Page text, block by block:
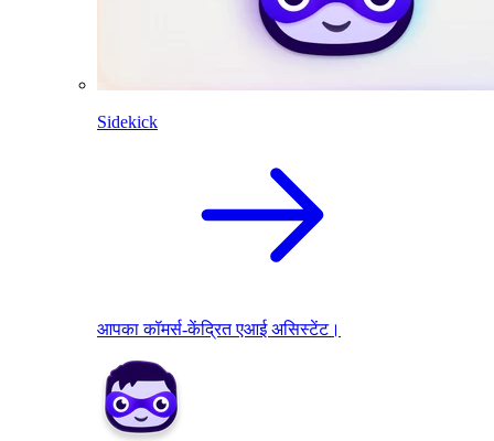
Sidekick
आपका कॉमर्स-केंद्रित एआई असिस्टेंट।